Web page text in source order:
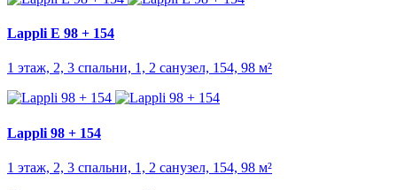
Lappli E 98 + 154
1 этаж, 2, 3 спальни, 1, 2 санузел, 154, 98 м²
Lappli 98 + 154
1 этаж, 2, 3 спальни, 1, 2 санузел, 154, 98 м²